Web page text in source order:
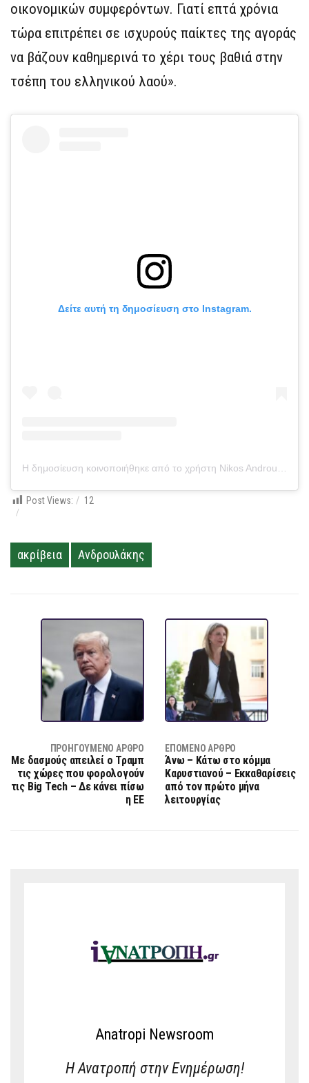
οικονομικών συμφερόντων. Γιατί επτά χρόνια
τώρα επιτρέπει σε ισχυρούς παίκτες της αγοράς
να βάζουν καθημερινά το χέρι τους βαθιά στην
τσέπη του ελληνικού λαού».
Δείτε αυτή τη δημοσίευση στο Instagram.
Post Views: 12
ακρίβεια Ανδρουλάκης
ΠΡΟΗΓΟΎΜΕΝΟ ΆΡΘΡΟ
Με δασμούς απειλεί ο Τραμπ
τις χώρες που φορολογούν
τις Big Tech – Δε κάνει πίσω
η ΕΕ
ΕΠΌΜΕΝΟ ΆΡΘΡΟ
Άνω – Κάτω στο κόμμα
Καρυστιανού – Εκκαθαρίσεις
από τον πρώτο μήνα
λειτουργίας
Anatropi Newsroom
Η Ανατροπή στην Ενημέρωση!